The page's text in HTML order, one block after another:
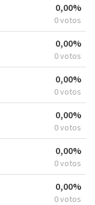
0,00%
0 votos
0,00%
0 votos
0,00%
0 votos
0,00%
0 votos
0,00%
0 votos
0,00%
0 votos